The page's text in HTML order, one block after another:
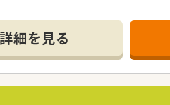
求めている方
勤が難しい方でも通いやすい
隣クリニックからも幅広く
ています。シフト調整しやす
詳細を見る